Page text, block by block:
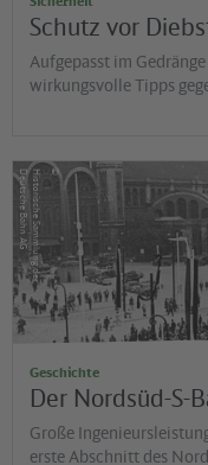
Schutz vor
Aufgepasst im
wirkungsvolle Tipps
©
H
is
t
o
r
is
c
h
e
S
a
m
m
lu
n
g
d
e
r
D
e
u
t
s
c
h
e
B
a
h
n
A
G
Geschichte
Der Nordsüd-S-
Große
erste Abschnitt des